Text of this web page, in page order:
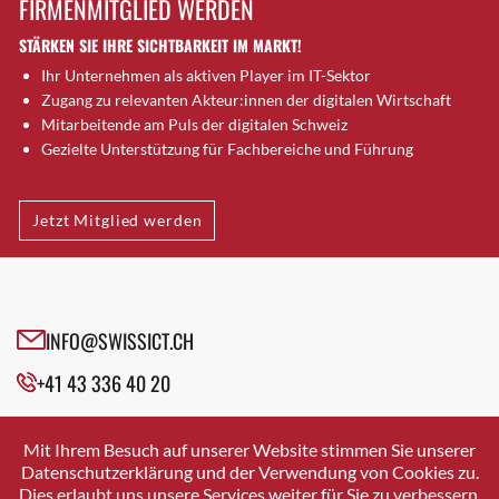
Brugg AG
Brütten
Bubendorf
Bubikon
Buchs (SG)
Bäretswil
Bülach
Cazis
Crissier
Davos Platz
Dierikon
Dietikon
FIRMENMITGLIED WERDEN
STÄRKEN SIE IHRE SICHTBARKEIT IM MARKT!
Ihr Unternehmen als aktiven Player im IT-Sektor
Zugang zu relevanten Akteur:innen der digitalen Wirtschaft
Mitarbeitende am Puls der digitalen Schweiz
Gezielte Unterstützung für Fachbereiche und Führung
Jetzt Mitglied werden
INFO@SWISSICT.CH
+41 43 336 40 20
SWISSICT
VULKANSTRASSE 120
8048 ZURICH
Mit Ihrem Besuch auf unserer Website stimmen Sie unserer
Datenschutzerklärung und der Verwendung von Cookies zu.
Dies erlaubt uns unsere Services weiter für Sie zu verbessern.